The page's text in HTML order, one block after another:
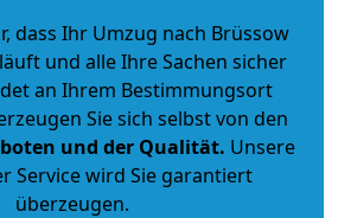
dass Ihr Umzug nach Brüssow
und alle Ihre Sachen sicher
an Ihrem Bestimmungsort
Sie sich selbst von den
und der Qualität. Unsere
Service wird Sie garantiert
überzeugen.